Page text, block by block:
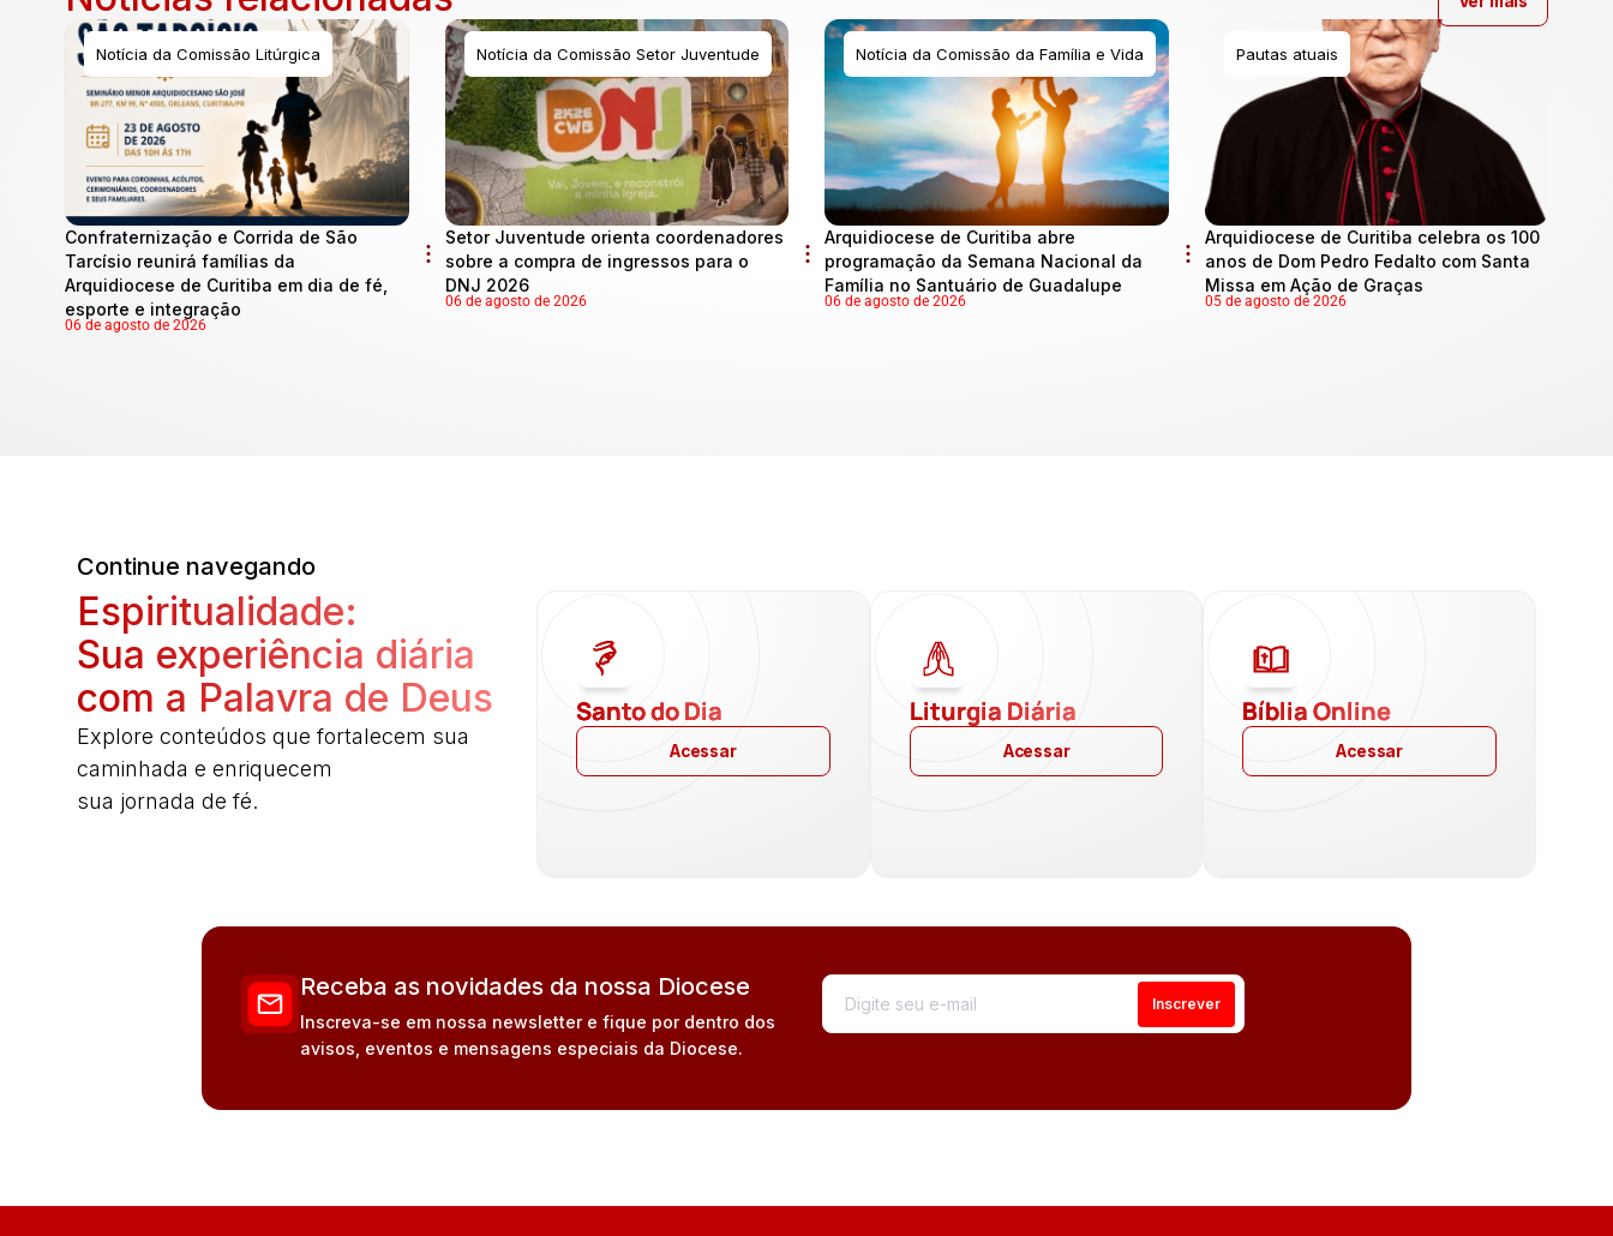
Notícia da Comissão Litúrgica
Confraternização e Corrida de São
Tarcísio reunirá famílias da
Arquidiocese de Curitiba em dia de fé,
esporte e integração
06 de agosto de 2026
Notícia da Comissão Setor Juventude
Setor Juventude orienta coordenadores
sobre a compra de ingressos para o
DNJ 2026
06 de agosto de 2026
Notícia da Comissão da Família e Vida
Arquidiocese de Curitiba abre
programação da Semana Nacional da
Família no Santuário de Guadalupe
06 de agosto de 2026
Pautas atuais
Arquidiocese de Curitiba celebra os 100
anos de Dom Pedro Fedalto com Santa
Missa em Ação de Graças
05 de agosto de 2026
Continue navegando
Espiritualidade:
Sua experiência diária
com a Palavra de Deus
Explore conteúdos que fortalecem sua
caminhada e enriquecem
sua jornada de fé.
Santo do Dia
Acessar
Liturgia Diária
Acessar
Bíblia Online
Acessar
Receba as novidades da nossa Diocese
Inscreva-se em nossa newsletter e fique por dentro dos
avisos, eventos e mensagens especiais da Diocese.